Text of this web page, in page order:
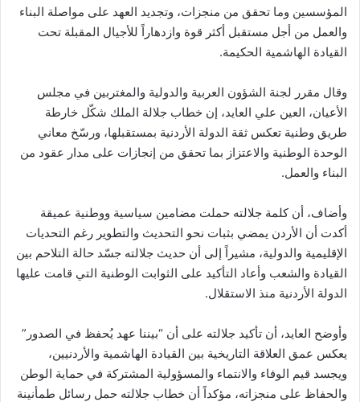
المؤسسين وما تحقق من منجزات، وتجديد العهد على مواصلة البناء
والعمل من أجل مستقبل أكثر قوة وازدهاراً للأجيال المقبلة تحت
القيادة الهاشمية الحكيمة.
وقال مقرر لجنة الشؤون العربية والدولية والمغتربين في مجلس
الأعيان، العين علي العايد، إن خطاب جلالة الملك شكّل خارطة
طريق وطنية تعكس ثقة الدولة الأردنية بمستقبلها، ورسّخ معاني
الوحدة الوطنية والاعتزاز بما تحقق من إنجازات على مدار عقود من
البناء والعمل.
وأضاف، أن كلمة جلالته حملت مضامين سياسية ووطنية عميقة
أكدت أن الأردن يمضي بثبات نحو التحديث والتطوير رغم التحديات
الإقليمية والدولية، مشيراً إلى أن حديث جلالته جسّد حالة التلاحم بين
القيادة والشعب وأعاد التأكيد على الثوابت الوطنية التي قامت عليها
الدولة الأردنية منذ الاستقلال.
وأوضح العايد، أن تأكيد جلالته على أن “بيننا عهد يُحفظ في الصدور”
يعكس عمق العلاقة التاريخية بين القيادة الهاشمية والأردنيين،
ويجسد قيم الوفاء والانتماء والمسؤولية المشتركة في حماية الوطن
والحفاظ على منجزاته، مؤكداً أن خطاب جلالته حمل رسائل طمأنينة